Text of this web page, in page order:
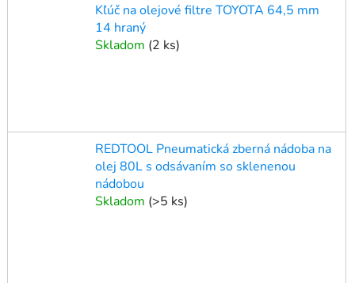
Kľúč na olejové filtre TOYOTA 64,5 mm
14 hraný
Skladom (2 ks)
REDTOOL Pneumatická zberná nádoba na
olej 80L s odsávaním so sklenenou
nádobou
Skladom (>5 ks)